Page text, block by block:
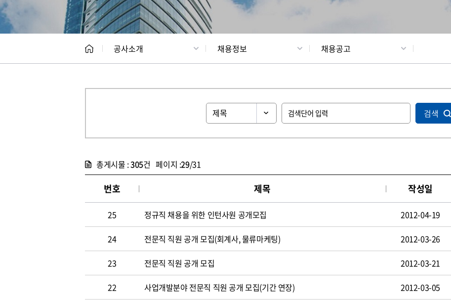
공사소개 채용정보 채용공고
검색
총게시물 :305건 페이지 :29/31
번호 제목 작성일
25 정규직 채용을 위한 인턴사원 공개모집 2012-04-19
24 전문직 직원 공개 모집(회계사, 물류마케팅) 2012-03-26
23 전문직 직원 공개 모집 2012-03-21
22 사업개발분야 전문직 직원 공개 모집(기간 연장) 2012-03-05